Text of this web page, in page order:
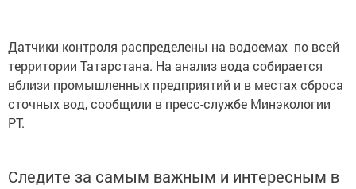
Датчики контроля распределены на водоемах по всей
территории Татарстана. На анализ вода собирается
вблизи промышленных предприятий и в местах сброса
сточных вод, сообщили в пресс-службе Минэкологии
РТ.
Следите за самым важным и интересным в